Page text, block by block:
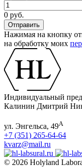
0 руб.
Нажимая на кнопку
на обработку моих
Индивидуальный
Калинин Дмитрий
ул. Энгельса, 49А
+7 (351) 265-64-64
kvarz@mail.ru
© 2026 Holyland